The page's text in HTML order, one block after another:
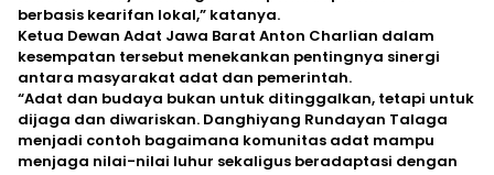
berbasis kearifan lokal,” katanya.
‎Ketua Dewan Adat Jawa Barat Anton Charlian dalam
kesempatan tersebut menekankan pentingnya sinergi
antara masyarakat adat dan pemerintah.
‎“Adat dan budaya bukan untuk ditinggalkan, tetapi untuk
dijaga dan diwariskan. Danghiyang Rundayan Talaga
menjadi contoh bagaimana komunitas adat mampu
menjaga nilai-nilai luhur sekaligus beradaptasi dengan